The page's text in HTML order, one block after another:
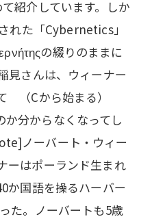
紹介しています。しか
れた「Cybernetics」
の綴りのままに
見さんは、ウィーナー
（Cから始まる）
分からなくなってし
ノーバート・ウィー
ーはポーランド生まれ
か国語を操るハーバー
た。ノーバートも5歳